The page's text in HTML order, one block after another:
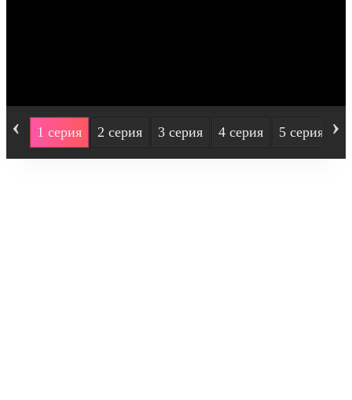
‹ 1 серия 2 серия 3 серия 4 серия 5 серия ›